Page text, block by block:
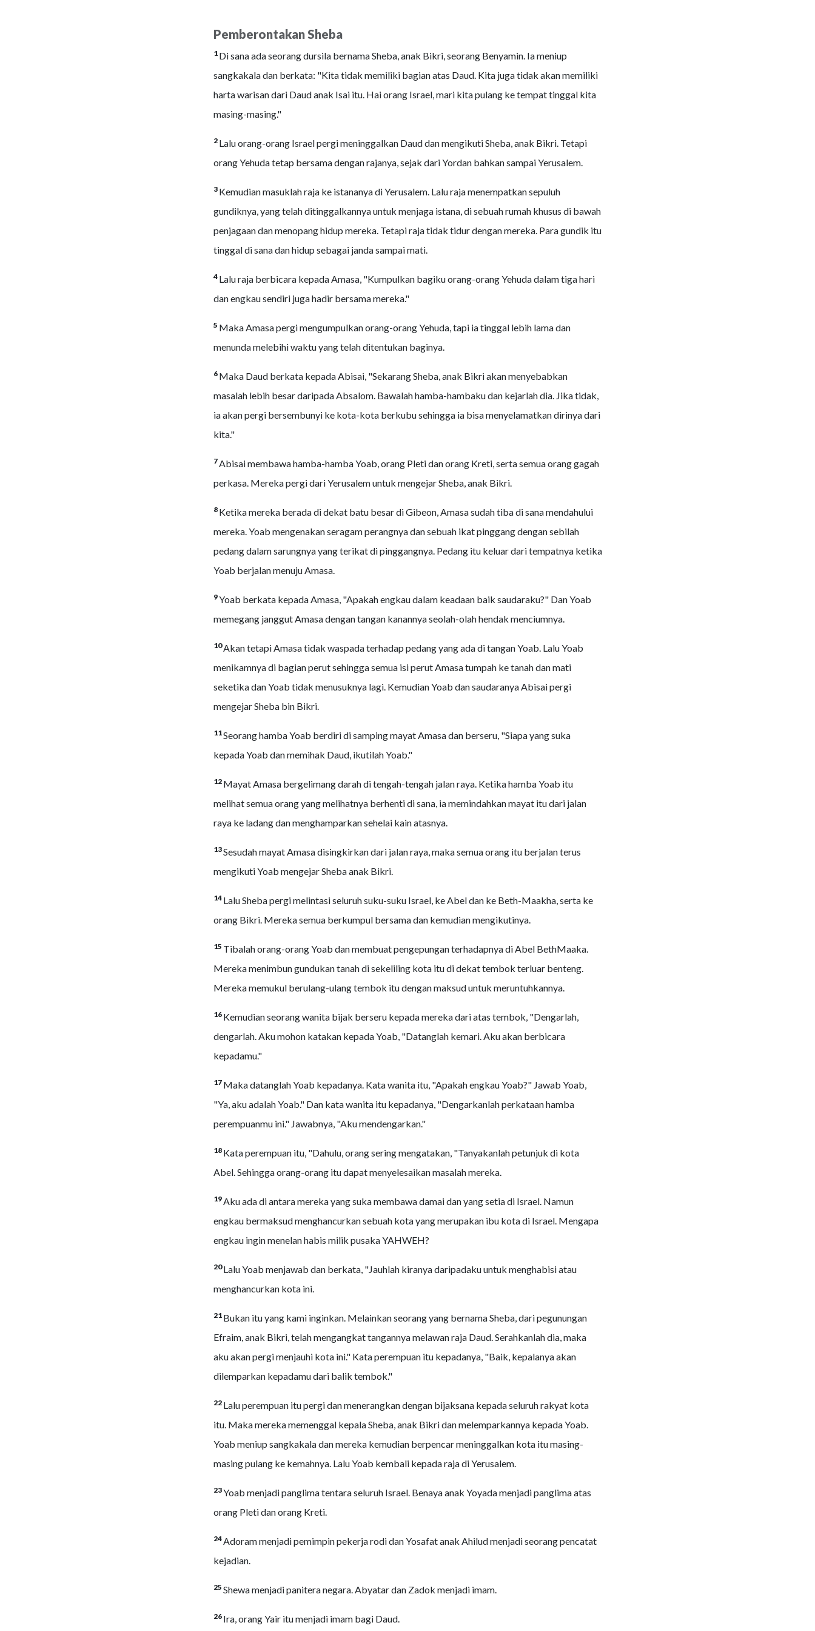
Pemberontakan Sheba
1 Di sana ada seorang dursila bernama Sheba, anak Bikri, seorang Benyamin. Ia meniup
sangkakala dan berkata: "Kita tidak memiliki bagian atas Daud. Kita juga tidak akan memiliki
harta warisan dari Daud anak Isai itu. Hai orang Israel, mari kita pulang ke tempat tinggal kita
masing-masing."
2 Lalu orang-orang Israel pergi meninggalkan Daud dan mengikuti Sheba, anak Bikri. Tetapi
orang Yehuda tetap bersama dengan rajanya, sejak dari Yordan bahkan sampai Yerusalem.
3 Kemudian masuklah raja ke istananya di Yerusalem. Lalu raja menempatkan sepuluh
gundiknya, yang telah ditinggalkannya untuk menjaga istana, di sebuah rumah khusus di bawah
penjagaan dan menopang hidup mereka. Tetapi raja tidak tidur dengan mereka. Para gundik itu
tinggal di sana dan hidup sebagai janda sampai mati.
4 Lalu raja berbicara kepada Amasa, "Kumpulkan bagiku orang-orang Yehuda dalam tiga hari
dan engkau sendiri juga hadir bersama mereka."
5 Maka Amasa pergi mengumpulkan orang-orang Yehuda, tapi ia tinggal lebih lama dan
menunda melebihi waktu yang telah ditentukan baginya.
6 Maka Daud berkata kepada Abisai, "Sekarang Sheba, anak Bikri akan menyebabkan
masalah lebih besar daripada Absalom. Bawalah hamba-hambaku dan kejarlah dia. Jika tidak,
ia akan pergi bersembunyi ke kota-kota berkubu sehingga ia bisa menyelamatkan dirinya dari
kita."
7Abisai membawa hamba-hamba Yoab, orang Pleti dan orang Kreti, serta semua orang gagah
perkasa. Mereka pergi dari Yerusalem untuk mengejar Sheba, anak Bikri.
8 Ketika mereka berada di dekat batu besar di Gibeon, Amasa sudah tiba di sana mendahului
mereka. Yoab mengenakan seragam perangnya dan sebuah ikat pinggang dengan sebilah
pedang dalam sarungnya yang terikat di pinggangnya. Pedang itu keluar dari tempatnya ketika
Yoab berjalan menuju Amasa.
9Yoab berkata kepada Amasa, "Apakah engkau dalam keadaan baik saudaraku?" Dan Yoab
memegang janggut Amasa dengan tangan kanannya seolah-olah hendak menciumnya.
10Akan tetapi Amasa tidak waspada terhadap pedang yang ada di tangan Yoab. Lalu Yoab
menikamnya di bagian perut sehingga semua isi perut Amasa tumpah ke tanah dan mati
seketika dan Yoab tidak menusuknya lagi. Kemudian Yoab dan saudaranya Abisai pergi
mengejar Sheba bin Bikri.
11Seorang hamba Yoab berdiri di samping mayat Amasa dan berseru, "Siapa yang suka
kepada Yoab dan memihak Daud, ikutilah Yoab."
12 Mayat Amasa bergelimang darah di tengah-tengah jalan raya. Ketika hamba Yoab itu
melihat semua orang yang melihatnya berhenti di sana, ia memindahkan mayat itu dari jalan
raya ke ladang dan menghamparkan sehelai kain atasnya.
13Sesudah mayat Amasa disingkirkan dari jalan raya, maka semua orang itu berjalan terus
mengikuti Yoab mengejar Sheba anak Bikri.
14 Lalu Sheba pergi melintasi seluruh suku-suku Israel, ke Abel dan ke Beth-Maakha, serta ke
orang Bikri. Mereka semua berkumpul bersama dan kemudian mengikutinya.
15 Tibalah orang-orang Yoab dan membuat pengepungan terhadapnya di Abel BethMaaka.
Mereka menimbun gundukan tanah di sekeliling kota itu di dekat tembok terluar benteng.
Mereka memukul berulang-ulang tembok itu dengan maksud untuk meruntuhkannya.
16 Kemudian seorang wanita bijak berseru kepada mereka dari atas tembok, "Dengarlah,
dengarlah. Aku mohon katakan kepada Yoab, "Datanglah kemari. Aku akan berbicara
kepadamu."
17 Maka datanglah Yoab kepadanya. Kata wanita itu, "Apakah engkau Yoab?" Jawab Yoab,
"Ya, aku adalah Yoab." Dan kata wanita itu kepadanya, "Dengarkanlah perkataan hamba
perempuanmu ini." Jawabnya, "Aku mendengarkan."
18 Kata perempuan itu, "Dahulu, orang sering mengatakan, "Tanyakanlah petunjuk di kota
Abel. Sehingga orang-orang itu dapat menyelesaikan masalah mereka.
19Aku ada di antara mereka yang suka membawa damai dan yang setia di Israel. Namun
engkau bermaksud menghancurkan sebuah kota yang merupakan ibu kota di Israel. Mengapa
engkau ingin menelan habis milik pusaka YAHWEH?
20Lalu Yoab menjawab dan berkata, "Jauhlah kiranya daripadaku untuk menghabisi atau
menghancurkan kota ini.
21 Bukan itu yang kami inginkan. Melainkan seorang yang bernama Sheba, dari pegunungan
Efraim, anak Bikri, telah mengangkat tangannya melawan raja Daud. Serahkanlah dia, maka
aku akan pergi menjauhi kota ini." Kata perempuan itu kepadanya, "Baik, kepalanya akan
dilemparkan kepadamu dari balik tembok."
22 Lalu perempuan itu pergi dan menerangkan dengan bijaksana kepada seluruh rakyat kota
itu. Maka mereka memenggal kepala Sheba, anak Bikri dan melemparkannya kepada Yoab.
Yoab meniup sangkakala dan mereka kemudian berpencar meninggalkan kota itu masing-
masing pulang ke kemahnya. Lalu Yoab kembali kepada raja di Yerusalem.
23Yoab menjadi panglima tentara seluruh Israel. Benaya anak Yoyada menjadi panglima atas
orang Pleti dan orang Kreti.
24Adoram menjadi pemimpin pekerja rodi dan Yosafat anak Ahilud menjadi seorang pencatat
kejadian.
25 Shewa menjadi panitera negara. Abyatar dan Zadok menjadi imam.
26 Ira, orang Yair itu menjadi imam bagi Daud.